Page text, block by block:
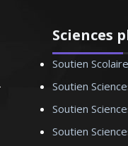
Sciences
Soutien
Soutien
Soutien
Soutien